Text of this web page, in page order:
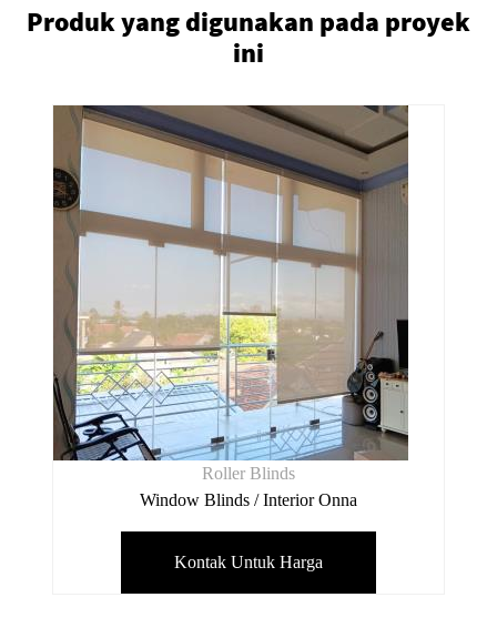
Produk yang digunakan pada proyek
ini
Roller Blinds
Window Blinds / Interior Onna
Kontak Untuk Harga